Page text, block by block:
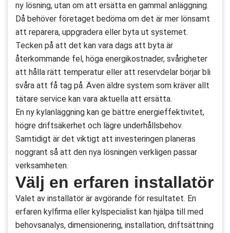
ny lösning, utan om att ersätta en gammal anläggning.
Då behöver företaget bedöma om det är mer lönsamt
att reparera, uppgradera eller byta ut systemet.
Tecken på att det kan vara dags att byta är
återkommande fel, höga energikostnader, svårigheter
att hålla rätt temperatur eller att reservdelar börjar bli
svåra att få tag på. Även äldre system som kräver allt
tätare service kan vara aktuella att ersätta.
En ny kylanläggning kan ge bättre energieffektivitet,
högre driftsäkerhet och lägre underhållsbehov.
Samtidigt är det viktigt att investeringen planeras
noggrant så att den nya lösningen verkligen passar
verksamheten.
Välj en erfaren installatör
Valet av installatör är avgörande för resultatet. En
erfaren kylfirma eller kylspecialist kan hjälpa till med
behovsanalys, dimensionering, installation, driftsättning